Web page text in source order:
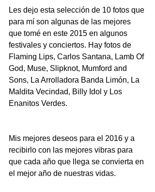
Les dejo esta selección de 10 fotos que
para mí son algunas de las mejores
que tomé en este 2015 en algunos
festivales y conciertos. Hay fotos de
Flaming Lips, Carlos Santana, Lamb Of
God, Muse, Slipknot, Mumford and
Sons, La Arrolladora Banda Limón, La
Maldita Vecindad, Billy Idol y Los
Enanitos Verdes.
Mis mejores deseos para el 2016 y a
recibirlo con las mejores vibras para
que cada año que llega se convierta en
el mejor año de nuestras vidas.